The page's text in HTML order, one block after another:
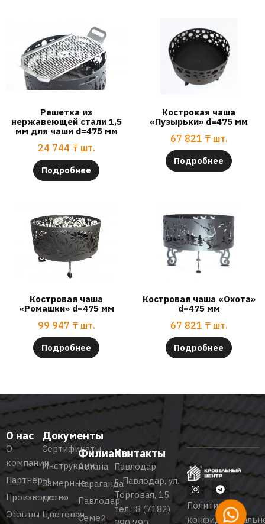
Решетка из
нержавеющей стали 1,5
мм для чаши d=475 мм
24 744 ₸ шт.
Подробнее
Костровая чаша
«Пузырьки» d=475 мм
67 821 ₸ шт.
Подробнее
Костровая чаша
«Ромашки» d=475 мм
99 947 ₸ шт.
Подробнее
Костровая чаша «Охота»
d=475 мм
67 821 ₸ шт.
Подробнее
О нас
О
компании
Партнеры
Производство
Отзывы
Документы
Сертификаты
Инструкции
Замерные
листы
Цветовая
Филиалы
Астана
Караганда
Павлодар
Семей
Контакты
Павлодар
г. Павлодар, ул.
Торговая, 15
тел.: 8 (7182)
Политика